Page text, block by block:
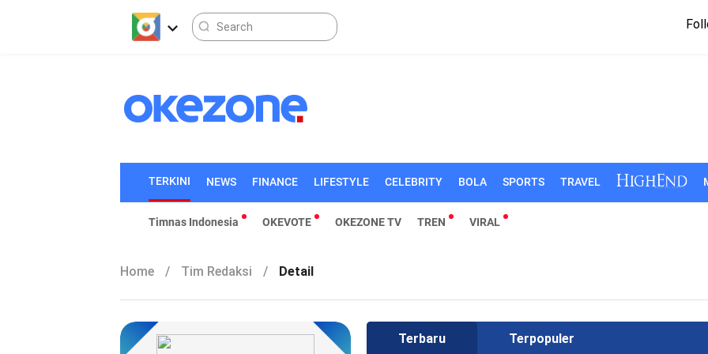
TERKINI NEWS FINANCE LIFESTYLE CELEBRITY BOLA SPORTS TRAVEL
Timnas Indonesia OKEVOTE OKEZONE TV TREN VIRAL
Home / Tim Redaksi / Detail
Terbaru Terpopuler